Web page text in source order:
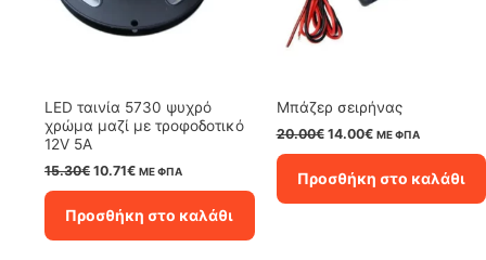
LED ταινία 5730 ψυχρό
χρώμα μαζί με τροφοδοτικό
12V 5A
15.30€ Original
price
15.30€.
10.71€Η
τρέχουσα
είναι:
10.71€.
ΜΕ ΦΠΑ
Προσθήκη στο καλάθι
Μπάζερ σειρήνας
20.00€ Original
price
20.00€.
14.00€Η
τρέχουσα
είναι:
14.00€.
ΜΕ ΦΠΑ
Προσθήκη στο καλάθι